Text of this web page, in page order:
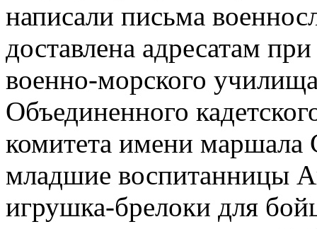
написали письма
доставлена адресатам
военно-морского
Объединенного
комитета имени маршала
младшие воспитанницы
игрушка-брелоки для